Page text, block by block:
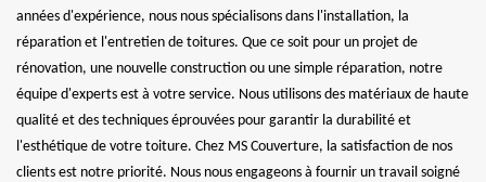
années d'expérience, nous nous spécialisons dans l'installation, la
réparation et l'entretien de toitures. Que ce soit pour un projet de
rénovation, une nouvelle construction ou une simple réparation, notre
équipe d'experts est à votre service. Nous utilisons des matériaux de haute
qualité et des techniques éprouvées pour garantir la durabilité et
l'esthétique de votre toiture. Chez MS Couverture, la satisfaction de nos
clients est notre priorité. Nous nous engageons à fournir un travail soigné